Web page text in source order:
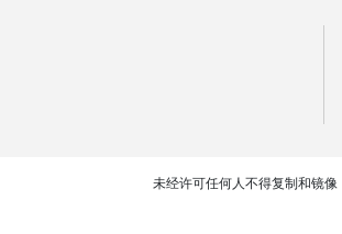
未经许可任何人不得复制和镜